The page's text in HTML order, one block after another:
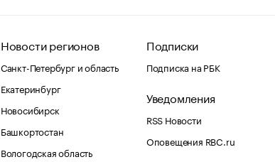
Новости регионов
Санкт-Петербург и область
Екатеринбург
Новосибирск
Башкортостан
Вологодская область
Подписки
Подписка на РБК
Уведомления
RSS Новости
Оповещения RBC.ru